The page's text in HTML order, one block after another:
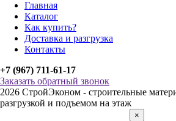
Главная
Каталог
Как купить?
Доставка и разгрузка
Контакты
+7 (967) 711-61-17
Заказать обратный звонок
2026 СтройЭконом - строительные
разгрузкой и подъемом на этаж
×